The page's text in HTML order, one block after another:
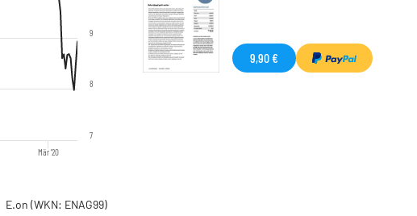
Mär '20
7
8
9
E.on (WKN: ENAG99)
9,90 €